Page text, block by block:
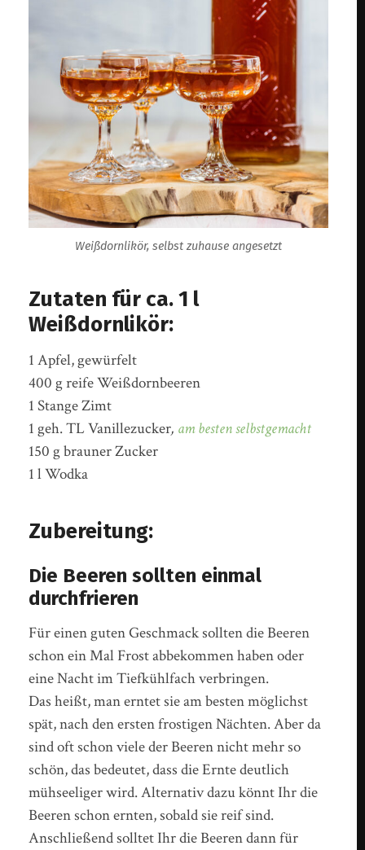
Weißdornlikör, selbst zuhause angesetzt
Zutaten für ca. 1 l
Weißdornlikör:
1 Apfel, gewürfelt
400 g reife Weißdornbeeren
1 Stange Zimt
1 geh. TL Vanillezucker, am besten selbstgemacht
150 g brauner Zucker
1 l Wodka
Zubereitung:
Die Beeren sollten einmal
durchfrieren
Für einen guten Geschmack sollten die Beeren
schon ein Mal Frost abbekommen haben oder
eine Nacht im Tiefkühlfach verbringen.
Das heißt, man erntet sie am besten möglichst
spät, nach den ersten frostigen Nächten. Aber da
sind oft schon viele der Beeren nicht mehr so
schön, das bedeutet, dass die Ernte deutlich
mühseeliger wird. Alternativ dazu könnt Ihr die
Beeren schon ernten, sobald sie reif sind.
Anschließend solltet Ihr die Beeren dann für